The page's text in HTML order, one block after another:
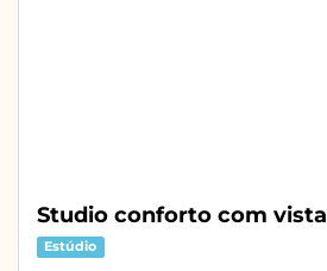
Studio conforto com vista
Estúdio